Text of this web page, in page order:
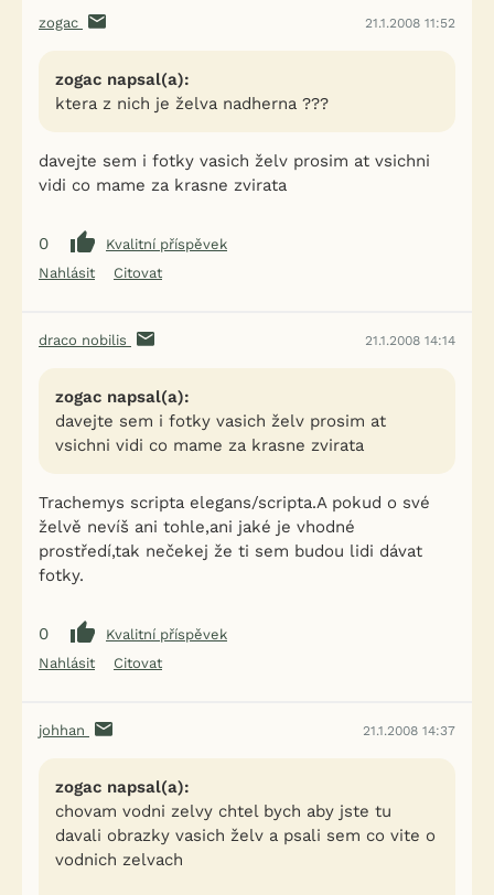
zogac 21.1.2008 11:52
zogac napsal(a):
ktera z nich je želva nadherna ???
davejte sem i fotky vasich želv prosim at vsichni
vidi co mame za krasne zvirata
0
Kvalitní příspěvek
Nahlásit
Citovat
draco nobilis 21.1.2008 14:14
zogac napsal(a):
davejte sem i fotky vasich želv prosim at
vsichni vidi co mame za krasne zvirata
Trachemys scripta elegans/scripta.A pokud o své
želvě nevíš ani tohle,ani jaké je vhodné
prostředí,tak nečekej že ti sem budou lidi dávat
fotky.
0
Kvalitní příspěvek
Nahlásit
Citovat
johhan 21.1.2008 14:37
zogac napsal(a):
chovam vodni zelvy chtel bych aby jste tu
davali obrazky vasich želv a psali sem co vite o
vodnich zelvach